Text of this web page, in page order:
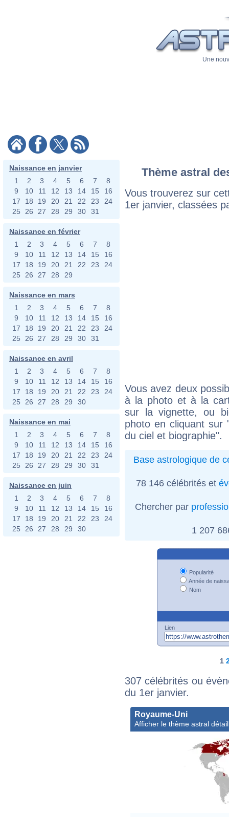
Une
Naissance en janvier
1
2 3 4 5 6 7
8
9
10 11 12 13 14 15
16
17
18 19 20 21 22 23
24
25
26 27 28 29 30 31
Naissance en février
1
2 3 4 5 6 7
8
9
10 11 12 13 14 15
16
17
18 19 20 21 22 23
24
25
26 27 28 29
Naissance en mars
1
2 3 4 5 6 7
8
9
10 11 12 13 14 15
16
17
18 19 20 21 22 23
24
25
26 27 28 29 30 31
Naissance en avril
1
2 3 4 5 6 7
8
9
10 11 12 13 14 15
16
17
18 19 20 21 22 23
24
25
26 27 28 29 30
Naissance en mai
1
2 3 4 5 6 7
8
9
10 11 12 13 14 15
16
17
18 19 20 21 22 23
24
25
26 27 28 29 30 31
Naissance en juin
1
2 3 4 5 6 7
8
9
10 11 12 13 14 15
16
17
18 19 20 21 22 23
24
25
26 27 28 29 30
Thème astral
Vous trouverez sur
1er janvier, classées
Vous avez deux
à la photo et à la
sur la vignette, ou
photo en cliquant sur
du ciel et biographie".
Base astrologique de
78 146 célébrités et
Chercher par
1 207
Popularité
Année de
Nom
Lien
1
307 célébrités ou
du 1er janvier.
Royaume-Uni
Afficher le thème astral